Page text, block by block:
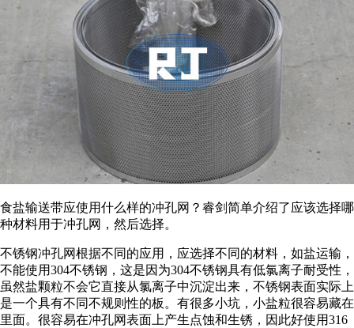
食盐输送带应使用什么样的冲孔网？睿剑简单介绍了应该选择哪
种材料用于冲孔网，然后选择。
不锈钢冲孔网根据不同的应用，应选择不同的材料，如盐运输，
不能使用304不锈钢，这是因为304不锈钢具有低氯离子耐受性，
虽然盐颗粒不会它直接从氯离子中沉淀出来，不锈钢表面实际上
是一个具有不同不规则性的板。有很多小坑，小盐粒很容易藏在
里面。很容易在冲孔网表面上产生点蚀和生锈，因此好使用316